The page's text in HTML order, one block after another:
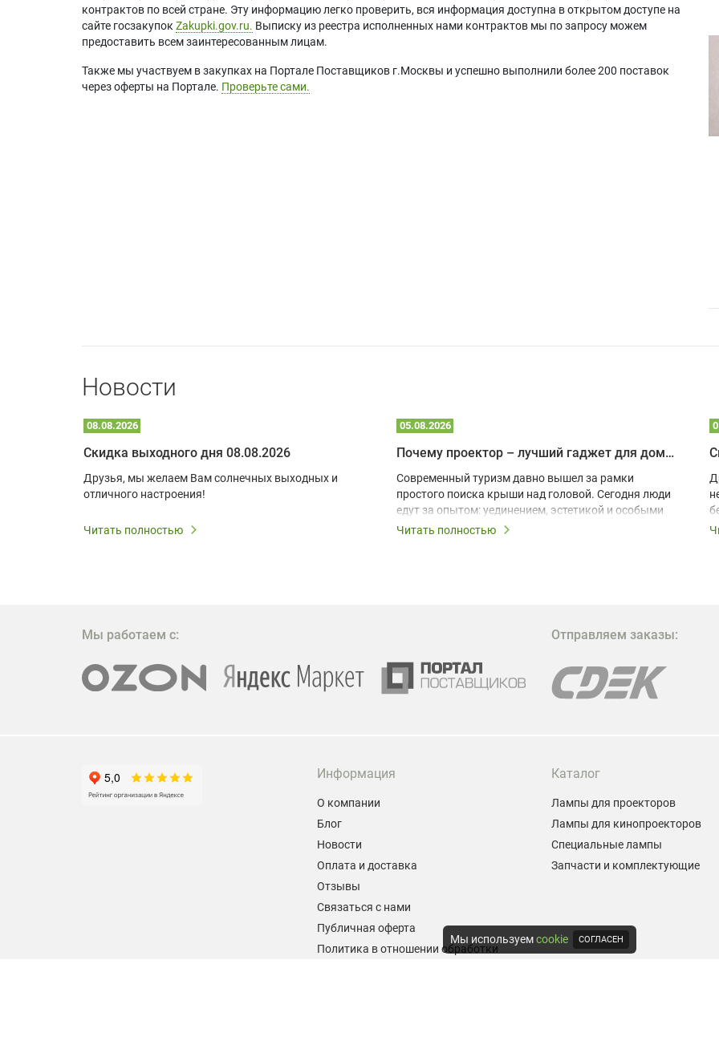
контрактов по всей стране. Эту информацию легко проверить, вся информация доступна в открытом доступе на
сайте госзакупок Zakupki.gov.ru. Выписку из реестра исполненных нами контрактов мы по запросу можем
предоставить всем заинтересованным лицам.
Также мы участвуем в закупках на Портале Поставщиков г.Москвы и успешно выполнили более 200 поставок
через оферты на Портале. Проверьте сами.
Новости
08.08.2026
Скидка выходного дня 08.08.2026
Друзья, мы желаем Вам солнечных выходных и
отличного настроения!
Читать полностью
05.08.2026
Почему проектор – лучший гаджет для домика в глэмпинге
Современный туризм давно вышел за рамки
простого поиска крыши над головой. Сегодня люди
едут за опытом: уединением, эстетикой и особыми
ощущениями. Владельцы A-frame домов,
эффективных и бюджетных способов стать
проектора.
Читать полностью
Мы работаем с: Отправляем заказы:
Информация
О компании
Блог
Новости
Оплата и доставка
Отзывы
Связаться с нами
Публичная оферта
Политика в отношении обработки
Каталог
Лампы для проекторов
Лампы для кинопроекторов
Специальные лампы
Запчасти и комплектующие
Мы используемcookie СОГЛАСЕН